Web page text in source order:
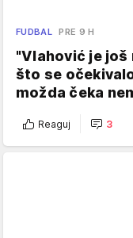
FUDBAL PRE 9 H
"Vlahović je
što se
možda čeka
Reaguj 3